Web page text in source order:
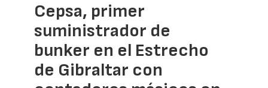
Cepsa, primer
suministrador de
bunker en el Estrecho
de Gibraltar con